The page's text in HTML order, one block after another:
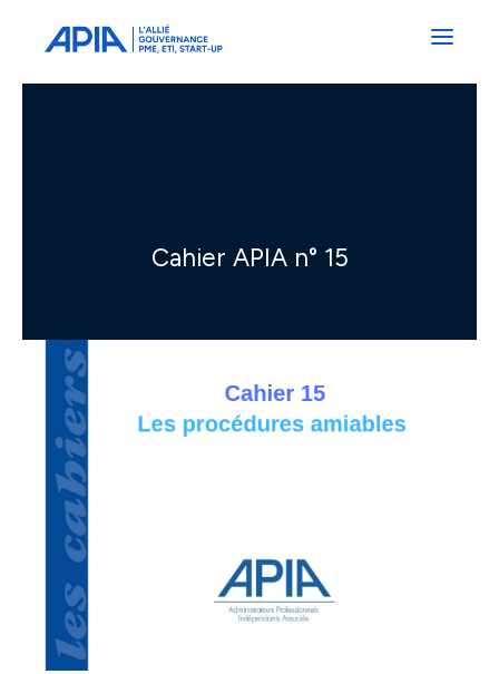
Professionnels
Indépendants
Cahier APIA n° 15